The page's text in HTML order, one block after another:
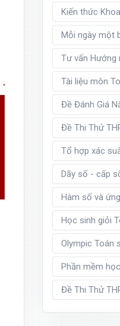
Kiến thức
Mỗi ngày một
Tư vấn Hướng
Tài liệu môn
Đề Đánh Giá
Đề Thi Thử
Tổ hợp xác
Dãy số - cấp
Hàm số và
Học sinh giỏi
Olympic Toán
Phần mềm
Đề Thi Thử